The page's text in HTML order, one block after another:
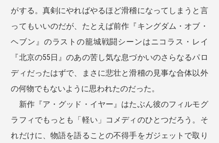
がする。真剣にやればやるほど滑稽になってしまうと言
ってもいいのだが、たとえば前作『キングダム・オブ・
ヘブン』のラストの籠城戦闘シーンはニコラス・レイ
『北京の55日』のあの苦し気な息づかいのさらなるパロ
ディだったはずで、まさに悲壮と滑稽の見事な合体以外
の何物でもないように思われたのだった。
新作『ア・グッド・イヤー』はたぶん彼のフィルモグ
ラフィでもっとも「軽い」コメディのひとつだろう。そ
れだけに、物語を語ることの不得手をガジェットで取り